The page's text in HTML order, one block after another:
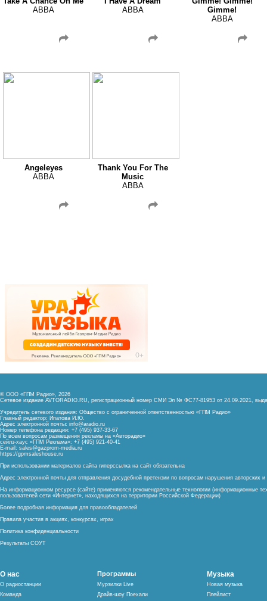
ABBA
ABBA
Gimme!
ABBA
Angeleyes
ABBA
Thank You For The
Music
ABBA
© ООО «ГПМ Радио», 2026
Сетевое издание AVTORADIO.RU, регистрационный номер СМИ Эл № ФС77-81953 от 24.09.2021,
Учредитель сетевого издания: Общество с ограниченной ответственностью «ГПМ Радио»
Главный редактор: Ипатова И.Ю.
Адрес электронной почты: info@aradio.ru
Номер телефона редакции: +7 (495) 937-33-67
По всем вопросам размещения рекламы на «Авторадио»
сейлз-хаус «ГПМ Реклама»: +7 (495) 921-40-41
E-mail: sales@gazprom-media.ru
https://gpmsaleshouse.ru
При использовании материалов сайта гиперссылка на сайт обязательна
Адрес электронной почты для отправления досудебной претензии по вопросам нарушения авторских
На информационном ресурсе (сайте) применяются рекомендательные технологии (информационные
пользователей сети «Интернет», находящихся на территории Российской Федерации)
Более подробная информация для правообладателей
Правила участия в акциях, конкурсах, играх
Политика конфиденциальности
Результаты СОУТ
О нас
О радиостанции
Команда
Программы
Мурзилки Live
Драйв-шоу Поехали
Музыка
Новая музыка
Плейлист